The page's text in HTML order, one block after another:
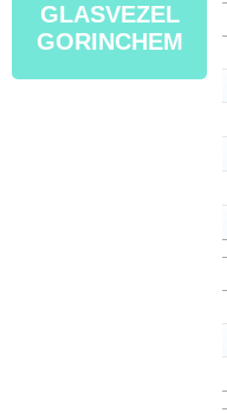
GLASVEZEL
GORINCHEM